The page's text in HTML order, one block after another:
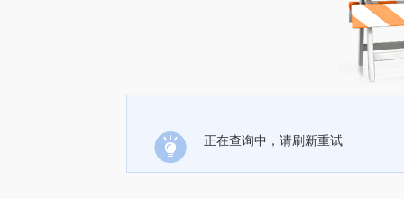
正在查询中，请刷新重试